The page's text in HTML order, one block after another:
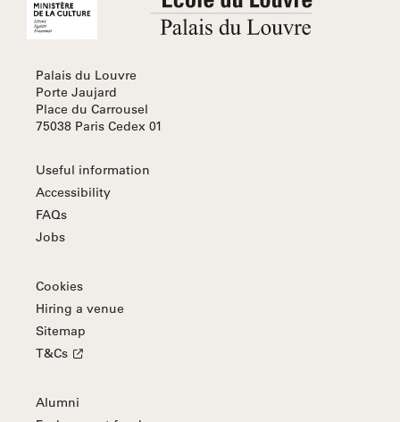
Palais du Louvre
Porte Jaujard
Place du Carrousel
75038 Paris Cedex 01
Useful information
Accessibility
FAQs
Jobs
Cookies
Hiring a venue
Sitemap
T&Cs
Alumni